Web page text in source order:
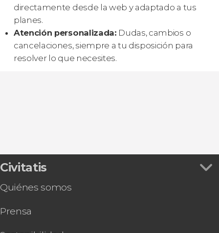
directamente desde la web y adaptado a tus
planes.
Atención personalizada: Dudas, cambios o
cancelaciones, siempre a tu disposición para
resolver lo que necesites.
Civitatis
Quiénes somos
Prensa